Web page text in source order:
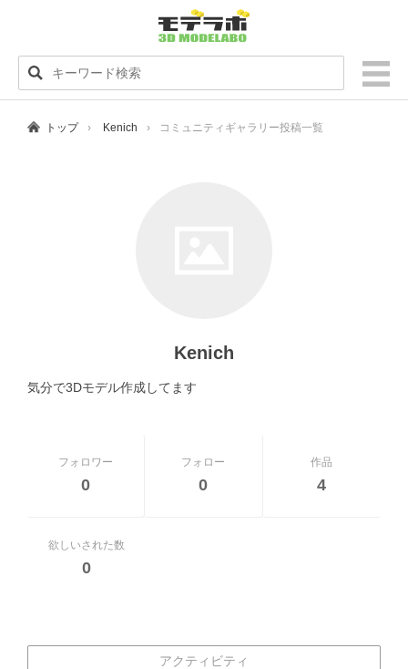
トップ Kenich コミュニティギャラリー投稿一覧
Kenich
気分で3Dモデル作成してます
フォロワー
0
フォロー
0
作品
4
欲しいされた数
0
アクティビティ